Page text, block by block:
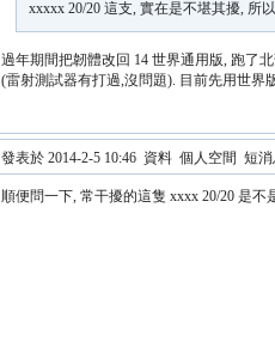
xxxxx 20/20 這支, 實在是不堪其擾, 所
過年期間把韌體改回 14 世界通用版, 跑了
(雷射測試器有打過,沒問題). 目前先用世界
發表於 2014-2-5 10:46 資料 個人空間 短消
順便問一下, 常干擾的這隻 xxxx 20/20 是不